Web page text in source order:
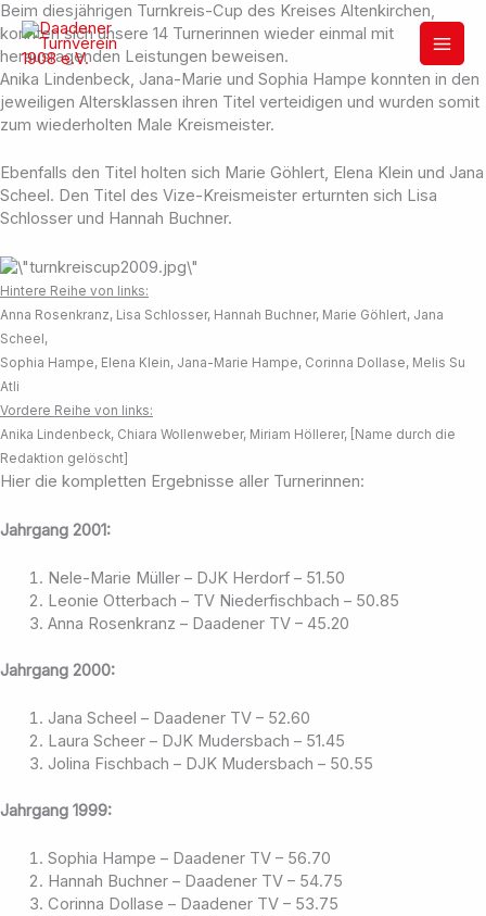
Zum
Inhalt
springen
Beim diesjährigen Turnkreis-Cup des Kreises Altenkirchen,
konnten sich unsere 14 Turnerinnen wieder einmal mit
herausragenden Leistungen beweisen.
Anika Lindenbeck, Jana-Marie und Sophia Hampe konnten in den
jeweiligen Altersklassen ihren Titel verteidigen und wurden somit
zum wiederholten Male Kreismeister.
Ebenfalls den Titel holten sich Marie Göhlert, Elena Klein und Jana
Scheel. Den Titel des Vize-Kreismeister erturnten sich Lisa
Schlosser und Hannah Buchner.
Hintere Reihe von links:
Anna Rosenkranz, Lisa Schlosser, Hannah Buchner, Marie Göhlert, Jana
Scheel,
Sophia Hampe, Elena Klein, Jana-Marie Hampe, Corinna Dollase, Melis Su
Atli
Vordere Reihe von links:
Anika Lindenbeck, Chiara Wollenweber, Miriam Höllerer, [Name durch die
Redaktion gelöscht]
Hier die kompletten Ergebnisse aller Turnerinnen:
Jahrgang 2001:
Nele-Marie Müller – DJK Herdorf – 51.50
Leonie Otterbach – TV Niederfischbach – 50.85
Anna Rosenkranz – Daadener TV – 45.20
Jahrgang 2000:
Jana Scheel – Daadener TV – 52.60
Laura Scheer – DJK Mudersbach – 51.45
Jolina Fischbach – DJK Mudersbach – 50.55
Jahrgang 1999:
Sophia Hampe – Daadener TV – 56.70
Hannah Buchner – Daadener TV – 54.75
Corinna Dollase – Daadener TV – 53.75